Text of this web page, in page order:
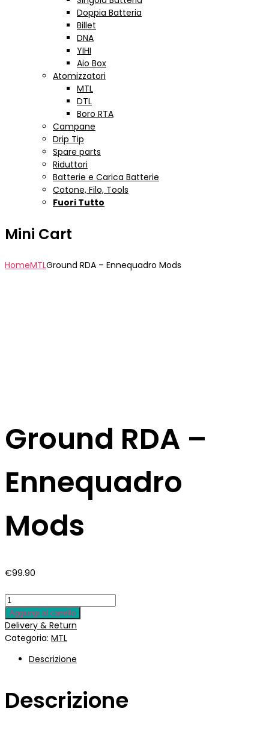
Doppia Batteria
Billet
DNA
YIHI
Aio Box
Atomizzatori
MTL
DTL
Boro RTA
Campane
Drip Tip
Spare parts
Riduttori
Batterie e Carica Batterie
Cotone, Filo, Tools
Fuori Tutto
Mini Cart
HomeMTLGround RDA – Ennequadro Mods
Ground RDA –
Ennequadro
Mods
€99.90
Aggiungi al carrello
Delivery & Return
Categoria: MTL
Descrizione
Descrizione